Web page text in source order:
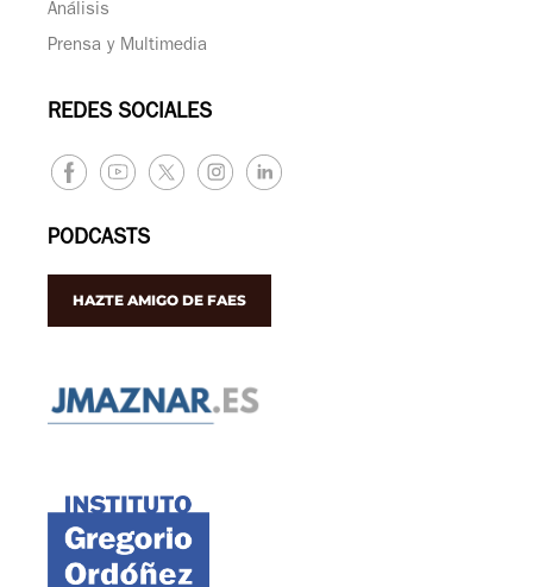
Análisis
Prensa y Multimedia
REDES SOCIALES
PODCASTS
HAZTE AMIGO DE FAES